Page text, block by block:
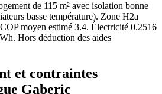
de 115 m² avec isolation bonne
basse température). Zone H2a
moyen estimé 3.4. Électricité 0.2516
Hors déduction des aides
et contraintes
Gaberic